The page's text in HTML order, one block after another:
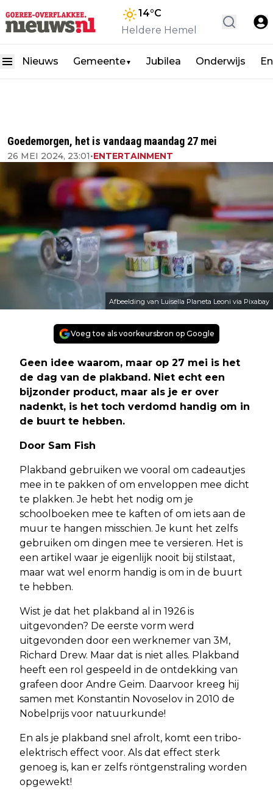
14°C
Heldere Hemel
Nieuws Gemeente▼ Jubilea Onderwijs
Goedemorgen, het is vandaag maandag 27 mei
26 MEI 2024, 23:01•ENTERTAINMENT
Afbeelding van Luisella Planeta Leoni via Pixabay
Voeg toe als voorkeursbron op Google
Geen idee waarom, maar op 27 mei is het
de dag van de plakband. Niet echt een
bijzonder product, maar als je er over
nadenkt, is het toch verdomd handig om in
de buurt te hebben.
Door Sam Fish
Plakband gebruiken we vooral om cadeautjes
mee in te pakken of om enveloppen mee dicht
te plakken. Je hebt het nodig om je
schoolboeken mee te kaften of om iets aan de
muur te hangen misschien. Je kunt het zelfs
gebruiken om dingen mee te versieren. Het is
een artikel waar je eigenlijk nooit bij stilstaat,
maar wat wel enorm handig is om in de buurt
te hebben.
Wist je dat het plakband al in 1926 is
uitgevonden? De eerste vorm werd
uitgevonden door een werknemer van 3M,
Richard Drew. Maar dat is niet alles. Plakband
heeft een rol gespeeld in de ontdekking van
grafeen door Andre Geim. Daarvoor kreeg hij
samen met Konstantin Novoselov in 2010 de
Nobelprijs voor natuurkunde!
En als je plakband snel afrolt, komt een tribo-
elektrisch effect voor. Als dat effect sterk
genoeg is, kan er zelfs röntgenstraling worden
opgewekt!